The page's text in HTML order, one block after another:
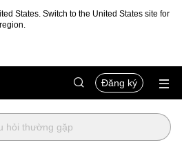
States. Switch to the United States site for
Đăng ký